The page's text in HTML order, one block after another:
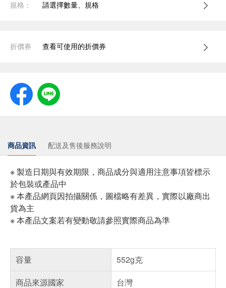
規格： 請選擇數量、規格
折價券 查看可使用的折價券
商品資訊 配送及售後服務說明
※ 製造日期與有效期限，商品成分與適用注意事項皆標示
於包裝或產品中
※ 本產品網頁因拍攝關係，圖檔略有差異，實際以廠商出
貨為主
※ 本產品文案若有變動敬請參照實際商品為準
容量
552g克
商品來源國家
台灣